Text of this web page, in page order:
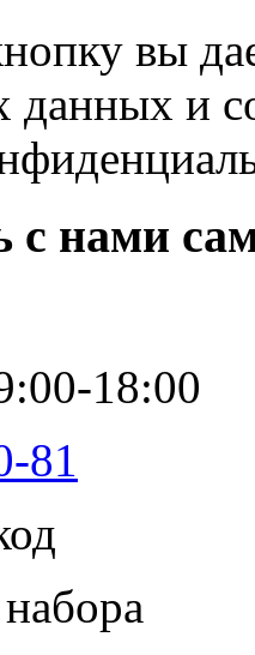
вы
данных и
с нами
18:00
81